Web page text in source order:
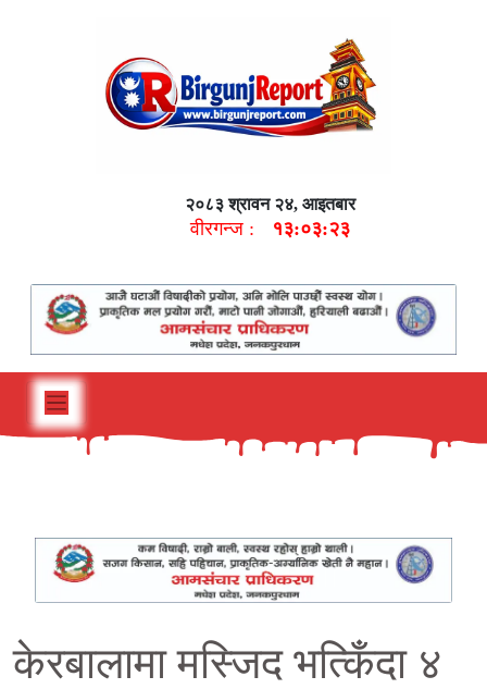
२०८३ श्रावन २४, आइतबार
वीरगन्ज : १३:०३:२४
केरबालामा मस्जिद भत्किँदा ४